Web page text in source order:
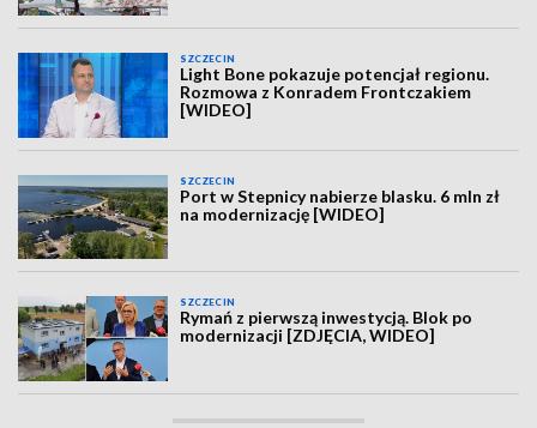
SZCZECIN
Light Bone pokazuje potencjał regionu.
Rozmowa z Konradem Frontczakiem
[WIDEO]
SZCZECIN
Port w Stepnicy nabierze blasku. 6 mln zł
na modernizację [WIDEO]
SZCZECIN
Rymań z pierwszą inwestycją. Blok po
modernizacji [ZDJĘCIA, WIDEO]